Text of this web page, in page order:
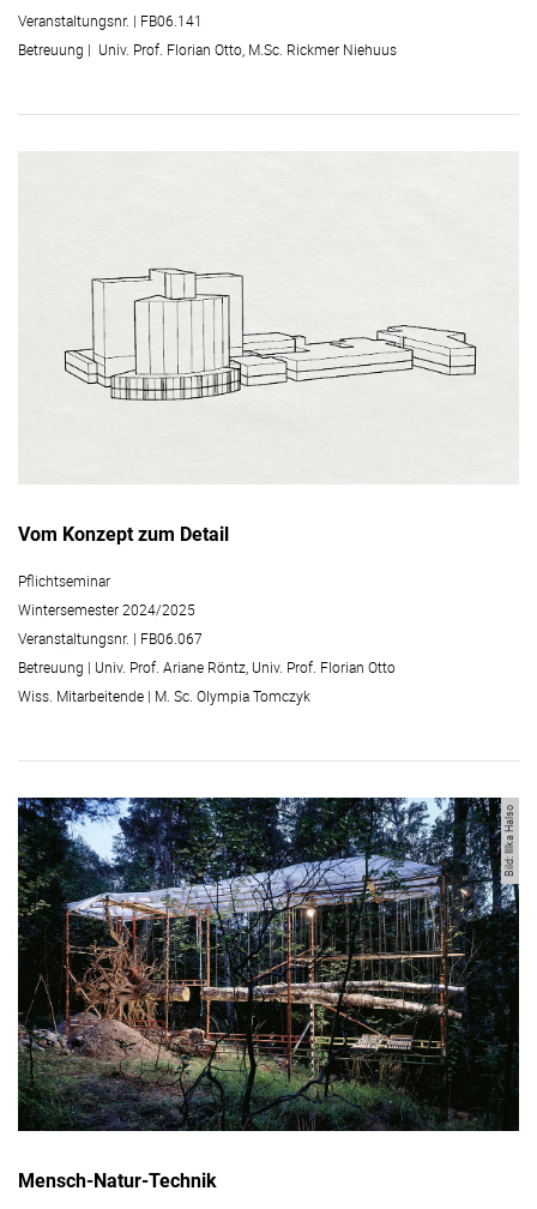
Veranstaltungsnr. | FB06.141
Betreuung | Univ. Prof. Florian Otto, M.Sc. Rickmer Niehuus
Vom Konzept zum Detail
Pflichtseminar
Wintersemester 2024/2025
Veranstaltungsnr. | FB06.067
Betreuung | Univ. Prof. Ariane Röntz, Univ. Prof. Florian Otto
Wiss. Mitarbeitende | M. Sc. Olympia Tomczyk
Bild: Illka Halso
Mensch-Natur-Technik